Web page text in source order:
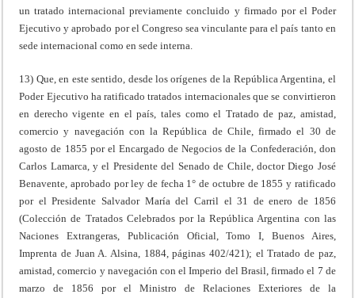
un tratado internacional previamente concluido y firmado por el Poder
Ejecutivo y aprobado por el Congreso sea vinculante para el país tanto en
sede internacional como en sede interna.
13) Que, en este sentido, desde los orígenes de la República Argentina, el
Poder Ejecutivo ha ratificado tratados internacionales que se convirtieron
en derecho vigente en el país, tales como el Tratado de paz, amistad,
comercio y navegación con la República de Chile, firmado el 30 de
agosto de 1855 por el Encargado de Negocios de la Confederación, don
Carlos Lamarca, y el Presidente del Senado de Chile, doctor Diego José
Benavente, aprobado por ley de fecha 1° de octubre de 1855 y ratificado
por el Presidente Salvador María del Carril el 31 de enero de 1856
(Colección de Tratados Celebrados por la República Argentina con las
Naciones Extrangeras, Publicación Oficial, Tomo I, Buenos Aires,
Imprenta de Juan A. Alsina, 1884, páginas 402/421); el Tratado de paz,
amistad, comercio y navegación con el Imperio del Brasil, firmado el 7 de
marzo de 1856 por el Ministro de Relaciones Exteriores de la